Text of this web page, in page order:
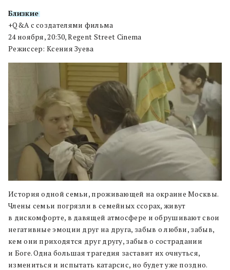
Близкие
+Q&A с создателями фильма
24 ноября, 20:30, Regent Street Cinema
Режиссер: Ксения Зуева
История одной семьи, проживающей на окраине Москвы.
Члены семьи погрязли в семейных ссорах, живут
в дискомфорте, в давящей атмосфере и обрушивают свои
негативные эмоции друг на друга, забыв о любви, забыв,
кем они приходятся друг другу, забыв о сострадании
и Боге. Одна большая трагедия заставит их очнуться,
измениться и испытать катарсис, но будет уже поздно.